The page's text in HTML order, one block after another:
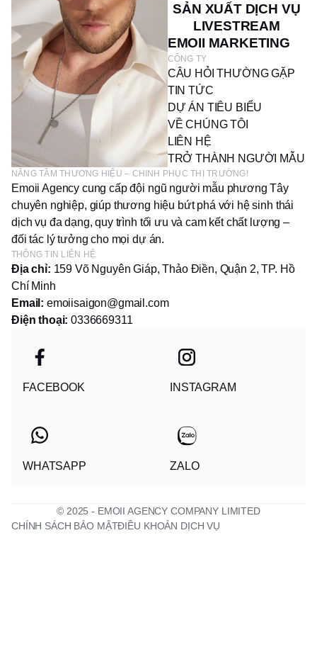
SẢN XUẤT DỊCH VỤ
LIVESTREAM
EMOII MARKETING
CÔNG TY
CÂU HỎI THƯỜNG GẶP
TIN TỨC
DỰ ÁN TIÊU BIỂU
VỀ CHÚNG TÔI
LIÊN HỆ
TRỞ THÀNH NGƯỜI MẪU
NÂNG TẦM THƯƠNG HIỆU – CHINH PHỤC THỊ TRƯỜNG!
Emoii Agency cung cấp đội ngũ người mẫu phương Tây
chuyên nghiệp, giúp thương hiệu bứt phá với hệ sinh thái
dịch vụ đa dạng, quy trình tối ưu và cam kết chất lượng –
đối tác lý tưởng cho mọi dự án.
THÔNG TIN LIÊN HỆ
Địa chỉ: 159 Võ Nguyên Giáp, Thảo Điền, Quận 2, TP. Hồ
Chí Minh
Email: emoiisaigon@gmail.com
Điện thoại: 0336669311
FACEBOOK INSTAGRAM
WHATSAPP ZALO
© 2025 - EMOII AGENCY COMPANY LIMITED
CHÍNH SÁCH BẢO MẬTĐIỀU KHOẢN DỊCH VỤ